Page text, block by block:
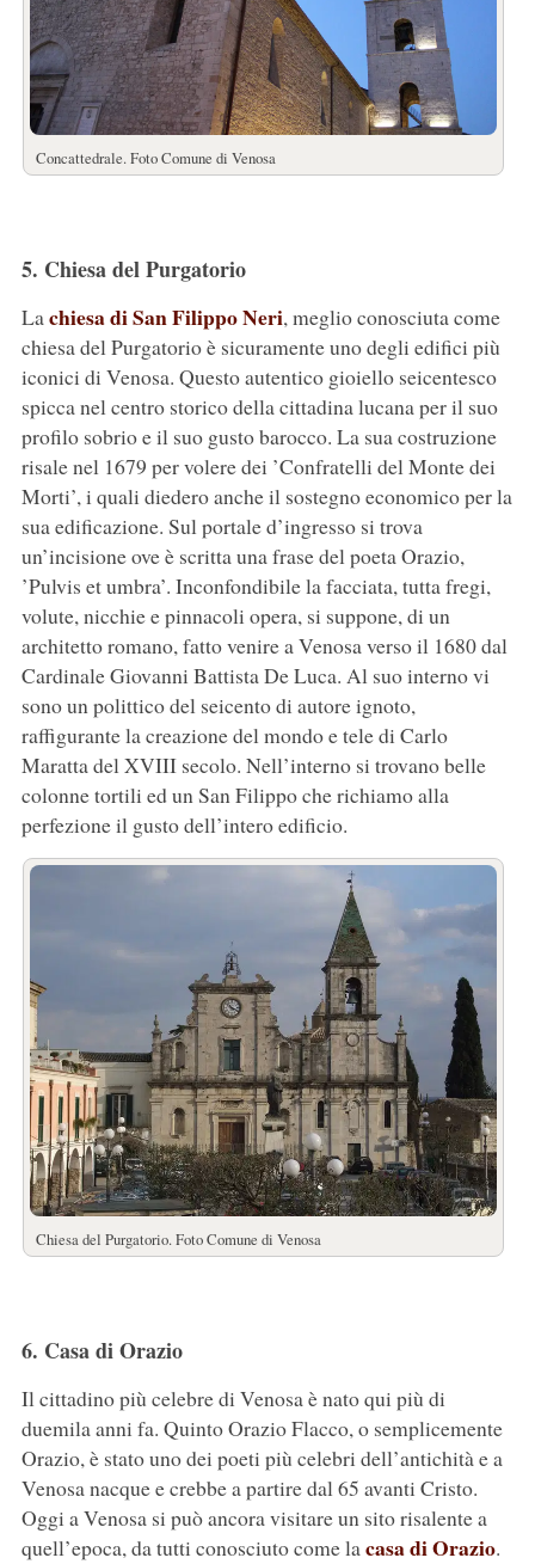
Concattedrale. Foto Comune di Venosa
5. Chiesa del Purgatorio
La chiesa di San Filippo Neri, meglio conosciuta come
chiesa del Purgatorio è sicuramente uno degli edifici più
iconici di Venosa. Questo autentico gioiello seicentesco
spicca nel centro storico della cittadina lucana per il suo
profilo sobrio e il suo gusto barocco. La sua costruzione
risale nel 1679 per volere dei ’Confratelli del Monte dei
Morti’, i quali diedero anche il sostegno economico per la
sua edificazione. Sul portale d’ingresso si trova
un’incisione ove è scritta una frase del poeta Orazio,
’Pulvis et umbra’. Inconfondibile la facciata, tutta fregi,
volute, nicchie e pinnacoli opera, si suppone, di un
architetto romano, fatto venire a Venosa verso il 1680 dal
Cardinale Giovanni Battista De Luca. Al suo interno vi
sono un polittico del seicento di autore ignoto,
raffigurante la creazione del mondo e tele di Carlo
Maratta del XVIII secolo. Nell’interno si trovano belle
colonne tortili ed un San Filippo che richiamo alla
perfezione il gusto dell’intero edificio.
Chiesa del Purgatorio. Foto Comune di Venosa
6. Casa di Orazio
Il cittadino più celebre di Venosa è nato qui più di
duemila anni fa. Quinto Orazio Flacco, o semplicemente
Orazio, è stato uno dei poeti più celebri dell’antichità e a
Venosa nacque e crebbe a partire dal 65 avanti Cristo.
Oggi a Venosa si può ancora visitare un sito risalente a
quell’epoca, da tutti conosciuto come la casa di Orazio.